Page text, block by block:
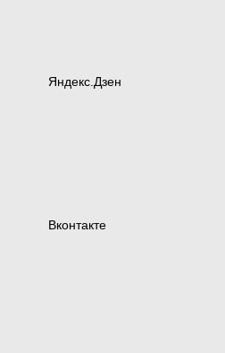
Яндекс.Дзен
Вконтакте